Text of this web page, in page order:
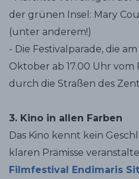
der grünen Insel: Mary
(unter anderem!)
- Die Festivalparade, die
Oktober ab 17.00 Uhr vom
durch die Straßen des
3. Kino in allen Farben
Das Kino kennt kein
klaren Prämisse
Filmfestival Endimaris